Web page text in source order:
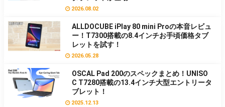
2026.08.02
ALLDOCUBE iPlay 80 mini Proの本音レビュ
ー！T7300搭載の8.4インチお手頃価格タブ
レットを試す！
2026.05.28
OSCAL Pad 200のスペックまとめ！UNISO
C T7280搭載の13.4インチ大型エントリータ
ブレット！
2025.12.13